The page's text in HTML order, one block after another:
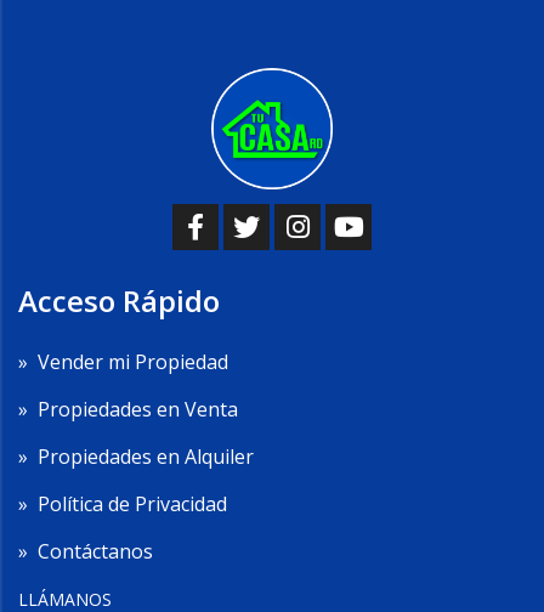
Acceso Rápido
» Vender mi Propiedad
» Propiedades en Venta
» Propiedades en Alquiler
» Política de Privacidad
» Contáctanos
LLÁMANOS